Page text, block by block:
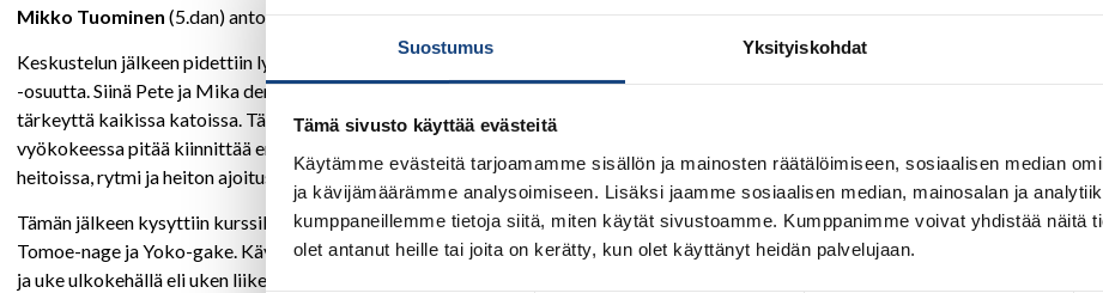
Suostumus Yksityiskohdat
Tämä sivusto käyttää evästeitä
Käytämme evästeitä tarjoamamme sisällön ja mainosten räätälöimiseen, sosiaalisen median
ja kävijämäärämme analysoimiseen. Lisäksi jaamme sosiaalisen median, mainosalan ja
kumppaneillemme tietoja siitä, miten käytät sivustoamme. Kumppanimme voivat yhdistää näitä
olet antanut heille tai joita on kerätty, kun olet käyttänyt heidän palvelujaan.
Mikko Tuominen (5.dan) antoi arvokkaan lisän kurssin sisältöön.
Keskustelun jälkeen pidettiin lyhyt isometrinen alkujumppa, jolla saatiin lihakset nopeasti lämpimiksi ennen kurssin Nage-no-kata
-osuutta. Siinä Pete ja Mika demonstroivat katan Te-wazan, josta kerrattiin tekniikoiden ydinkohdat. Korostimme uken roolin
tärkeyttä kaikissa katoissa. Tässä tunnin mittaisessa kata-osiossa ei juuri heitelty, vaan kerrattiin mihin asioihin opetuksessa ja
vyökokeessa pitää kiinnittää erityistä huomiota. Tässä vielä kertauksen vuoksi ne tärkeimmät; horjutus pitää näkyä kaikissa
heitoissa, rytmi ja heiton ajoitus, uken hyökkäysetäisyydet ja torin tasapaino.
Tämän jälkeen kysyttiin kurssilaisilta, mikä katan heitoista tuntuu vaikeimmalta. Vastauksina tulivat: Uchi-mata, Tsuri-komi-goshi,
Tomoe-nage ja Yoko-gake. Kävimme ne pikaisesti läpi: Uchi-matassa on tärkeää ymmärtää, että tori liikkuu ympyrän sisäkehällä
ja uke ulkokehällä eli uken liikerata on huomattavan laaja. Uken etenevä jalka tulee pyyhkäistä ennen kuin sen liike pysähtyy.